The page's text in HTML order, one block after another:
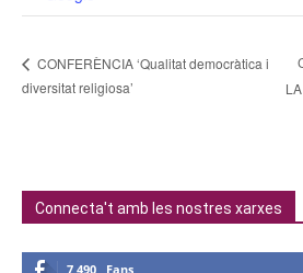
CONFERÈNCIA ‘Qualitat democràtica i
diversitat religiosa’
Connecta't amb les nostres xarxes
7,490 Fans